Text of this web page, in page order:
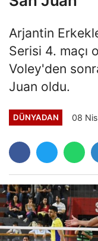
Arjantin
Serisi 4. maçı
Voley'den
Juan oldu.
DÜNYADAN 08